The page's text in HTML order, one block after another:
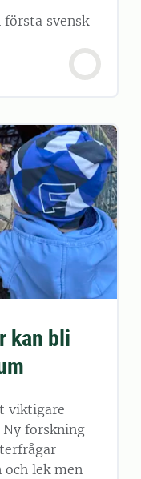
första svensk
kan bli
viktigare
forskning
och lek men